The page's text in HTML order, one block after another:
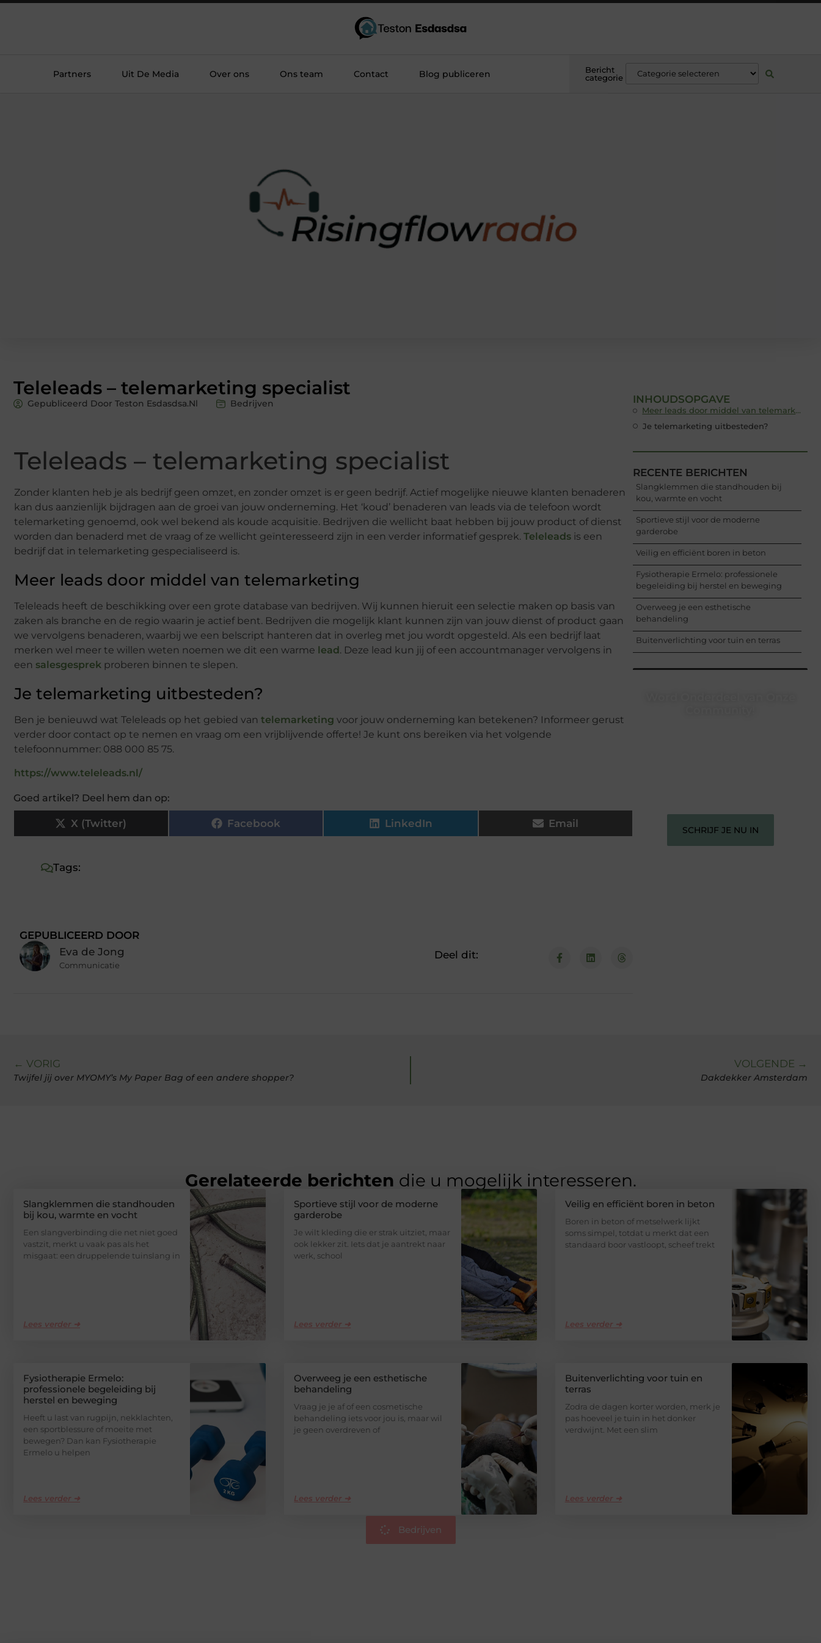
Partners Uit De Media Over ons Ons team Contact Blog publiceren
Bericht
categorie
Teleleads – telemarketing specialist
Gepubliceerd Door Teston Esdasdsa.nl Bedrijven
Teleleads – telemarketing specialist
Zonder klanten heb je als bedrijf geen omzet, en zonder omzet is er geen bedrijf. Actief mogelijke nieuwe klanten benaderen
kan dus aanzienlijk bijdragen aan de groei van jouw onderneming. Het ‘koud’ benaderen van leads via de telefoon wordt
telemarketing genoemd, ook wel bekend als koude acquisitie. Bedrijven die wellicht baat hebben bij jouw product of dienst
worden dan benaderd met de vraag of ze wellicht geïnteresseerd zijn in een verder informatief gesprek. Teleleads is een
bedrijf dat in telemarketing gespecialiseerd is.
Meer leads door middel van telemarketing
Teleleads heeft de beschikking over een grote database van bedrijven. Wij kunnen hieruit een selectie maken op basis van
zaken als branche en de regio waarin je actief bent. Bedrijven die mogelijk klant kunnen zijn van jouw dienst of product gaan
we vervolgens benaderen, waarbij we een belscript hanteren dat in overleg met jou wordt opgesteld. Als een bedrijf laat
merken wel meer te willen weten noemen we dit een warme lead . Deze lead kun jij of een accountmanager vervolgens in
een salesgesprek proberen binnen te slepen.
Je telemarketing uitbesteden?
Ben je benieuwd wat Teleleads op het gebied van telemarketing voor jouw onderneming kan betekenen? Informeer gerust
verder door contact op te nemen en vraag om een vrijblijvende offerte! Je kunt ons bereiken via het volgende
telefoonnummer: 088 000 85 75.
https://www.teleleads.nl/
Goed artikel? Deel hem dan op:
X (Twitter) Facebook LinkedIn Email
Tags:
GEPUBLICEERD DOOR
Eva de Jong
Communicatie
Deel dit:
INHOUDSOPGAVE
Meer leads door middel van telemarketing
Je telemarketing uitbesteden?
RECENTE BERICHTEN
Slangklemmen die standhouden bij
kou, warmte en vocht
Sportieve stijl voor de moderne
garderobe
Veilig en efficiënt boren in beton
Fysiotherapie Ermelo: professionele
begeleiding bij herstel en beweging
Overweeg je een esthetische
behandeling
Buitenverlichting voor tuin en terras
SCHRIJF JE NU IN
← VORIG
Twijfel jij over MYOMY’s My Paper Bag of een andere shopper?
VOLGENDE →
Dakdekker Amsterdam
Gerelateerde berichten die u mogelijk interesseren.
Slangklemmen die standhouden
bij kou, warmte en vocht
Een slangverbinding die net niet goed
vastzit, merkt u vaak pas als het
misgaat: een druppelende tuinslang in
Lees verder ➜
Sportieve stijl voor de moderne
garderobe
Je wilt kleding die er strak uitziet, maar
ook lekker zit. Iets dat je aantrekt naar
werk, school
Lees verder ➜
Veilig en efficiënt boren in beton
Boren in beton of metselwerk lijkt
soms simpel, totdat u merkt dat een
standaard boor vastloopt, scheef trekt
Lees verder ➜
Fysiotherapie Ermelo:
professionele begeleiding bij
herstel en beweging
Heeft u last van rugpijn, nekklachten,
een sportblessure of moeite met
bewegen? Dan kan Fysiotherapie
Ermelo u helpen
Lees verder ➜
Overweeg je een esthetische
behandeling
Vraag je je af of een cosmetische
behandeling iets voor jou is, maar wil
je geen overdreven of
Lees verder ➜
Buitenverlichting voor tuin en
terras
Zodra de dagen korter worden, merk je
pas hoeveel je tuin in het donker
verdwijnt. Met een slim
Lees verder ➜
Bedrijven